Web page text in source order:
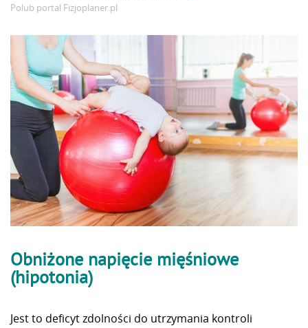
Polub portal Fizjoplaner.pl
Obniżone napięcie mięśniowe
(hipotonia)
Jest to deficyt zdolności do utrzymania kontroli